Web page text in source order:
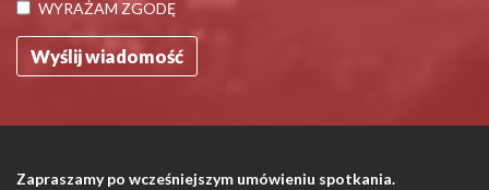
WYRAŻAM ZGODĘ
Zapraszamy po wcześniejszym umówieniu spotkania.